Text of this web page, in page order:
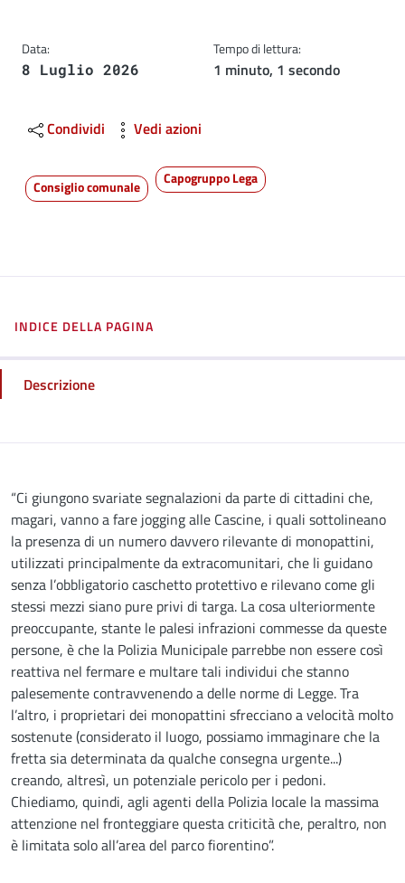
Data:
8 Luglio 2026
Tempo di lettura:
1 minuto, 1 secondo
Condividi Vedi azioni
Consiglio comunale Capogruppo Lega
INDICE DELLA PAGINA
Descrizione
Descrizione
“Ci giungono svariate segnalazioni da parte di cittadini che,
magari, vanno a fare jogging alle Cascine, i quali sottolineano
la presenza di un numero davvero rilevante di monopattini,
utilizzati principalmente da extracomunitari, che li guidano
senza l’obbligatorio caschetto protettivo e rilevano come gli
stessi mezzi siano pure privi di targa. La cosa ulteriormente
preoccupante, stante le palesi infrazioni commesse da queste
persone, è che la Polizia Municipale parrebbe non essere così
reattiva nel fermare e multare tali individui che stanno
palesemente contravvenendo a delle norme di Legge. Tra
l’altro, i proprietari dei monopattini sfrecciano a velocità molto
sostenute (considerato il luogo, possiamo immaginare che la
fretta sia determinata da qualche consegna urgente...)
creando, altresì, un potenziale pericolo per i pedoni.
Chiediamo, quindi, agli agenti della Polizia locale la massima
attenzione nel fronteggiare questa criticità che, peraltro, non
è limitata solo all’area del parco fiorentino”.